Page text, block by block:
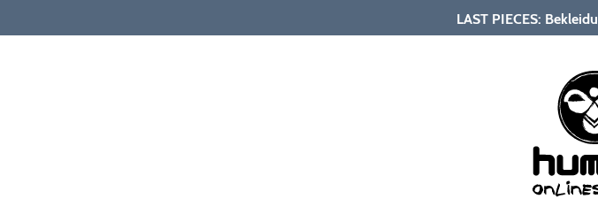
LAST PIECES: